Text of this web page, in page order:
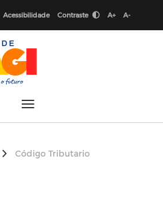
Acessibilidade Contraste A+ A-
Código Tributario